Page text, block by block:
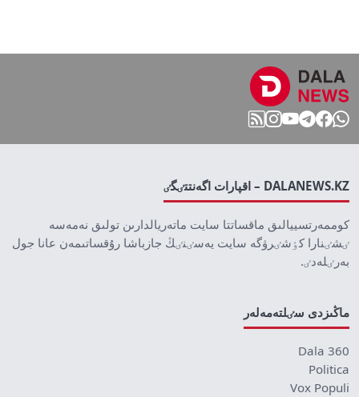
DALANEWS.KZ – اقپارات اگەنتتٸگٸ
كوممەرتسييالىق ماقساتتا سايت ماتەريالدارىن تولىق نەمەسە
ٸشٸنارا كٶشٸرۋگە سايت يەسٸنٸڭ جازباشا رۇقساتىمەن عانا جول
بەرٸلەدٸ.
ماڭىزدى سٸلتەمەلەر
Dala 360
Politica
Vox Populi